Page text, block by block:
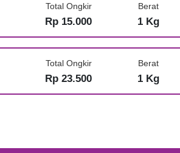
Total Ongkir
Rp 15.000
Berat
1 Kg
Total Ongkir
Rp 23.500
Berat
1 Kg